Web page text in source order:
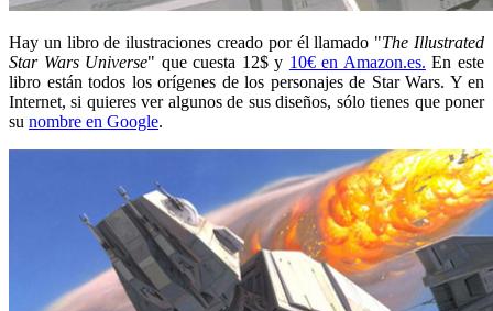
Hay un libro de ilustraciones creado por él llamado "The Illustrated
Star Wars Universe" que cuesta 12$ y 10€ en Amazon.es. En este
libro están todos los orígenes de los personajes de Star Wars. Y en
Internet, si quieres ver algunos de sus diseños, sólo tienes que poner
su nombre en Google.